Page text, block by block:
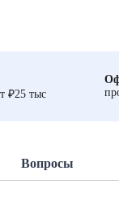
₽25 тыс
Вопросы